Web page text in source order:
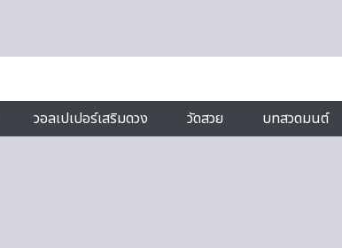
วอลเปเปอร์เสริมดวง วัดสวย บทสวดมนต์